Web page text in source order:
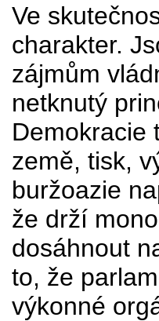
Ve
charakter.
zájmům
netknutý
Demokracie
země, tisk,
buržoazie
že drží
dosáhnout
to, že
výkonné